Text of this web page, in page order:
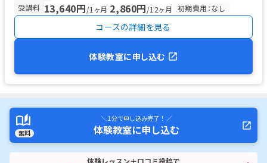
受講料 13,640円/1ヶ月 2,860円/12ヶ月 初期費用：なし
コースの詳細を見る
体験教室に申し込む
無料
＼ 1分で申し込み完了！ ／
体験教室に申し込む